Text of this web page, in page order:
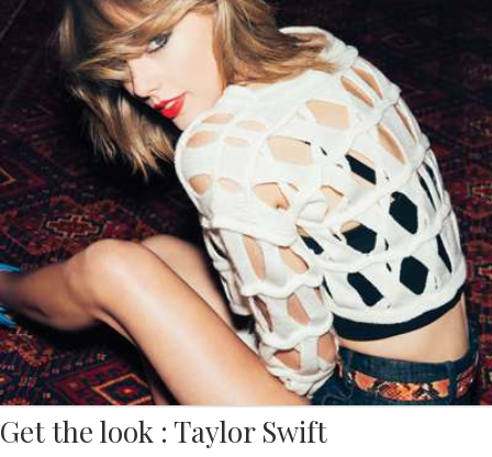
Get the look : Taylor Swift